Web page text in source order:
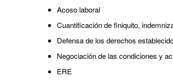
Acoso laboral
Cuantificación de finiquito,
Defensa de los derechos
Negociación de las condiciones y
ERE